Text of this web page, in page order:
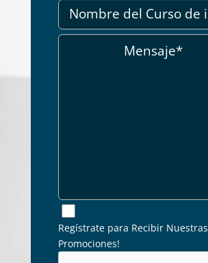
Regístrate para Recibir Nuestras
Promociones!